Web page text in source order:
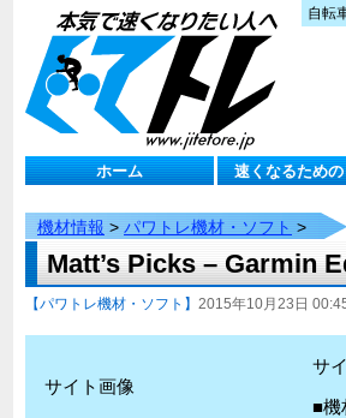
自転
ホーム 速くなるため
機材情報 > パワトレ機材・ソフト >
Matt’s Picks – Garmin
【パワトレ機材・ソフト】 2015年10月23日
サイト画像
サ
■機